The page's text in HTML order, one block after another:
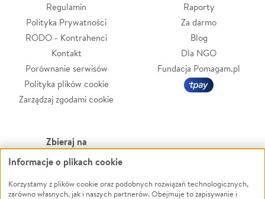
Regulamin
Polityka Prywatności
RODO - Kontrahenci
Kontakt
Porównanie serwisów
Polityka plików cookie
Zarządzaj zgodami cookie
Raporty
Za darmo
Blog
Dla NGO
Fundacja Pomagam.pl
Zbieraj na
Leczenie
Zwierzęta
Powódź
Informacje o plikach cookie
Korzystamy z plików cookie oraz podobnych rozwiązań technologicznych,
zarówno własnych, jak i naszych partnerów. Obejmuje to zapisywanie i